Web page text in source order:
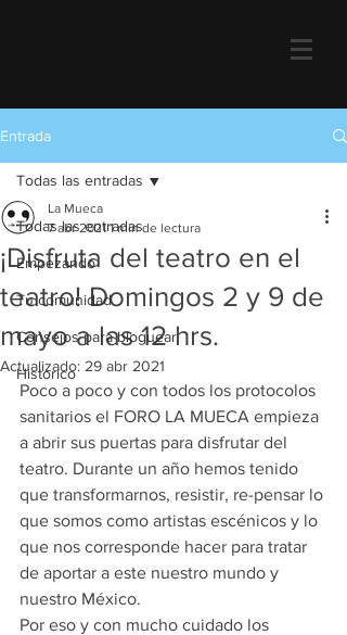
Entrada
Todas las entradas
Empezando
Tu comunidad
Consejos para bloguear
Historico
Todas las entradas
¡Disfruta del teatro en el
teatro! Domingos 2 y 9 de
mayo a las 12 hrs.
La Mueca
7 abr 2021 1 min de lectura
Actualizado: 29 abr 2021
Poco a poco y con todos los protocolos
sanitarios el FORO LA MUECA empieza
a abrir sus puertas para disfrutar del
teatro. Durante un año hemos tenido
que transformarnos, resistir, re-pensar lo
que somos como artistas escénicos y lo
que nos corresponde hacer para tratar
de aportar a este nuestro mundo y
nuestro México.
Por eso y con mucho cuidado los